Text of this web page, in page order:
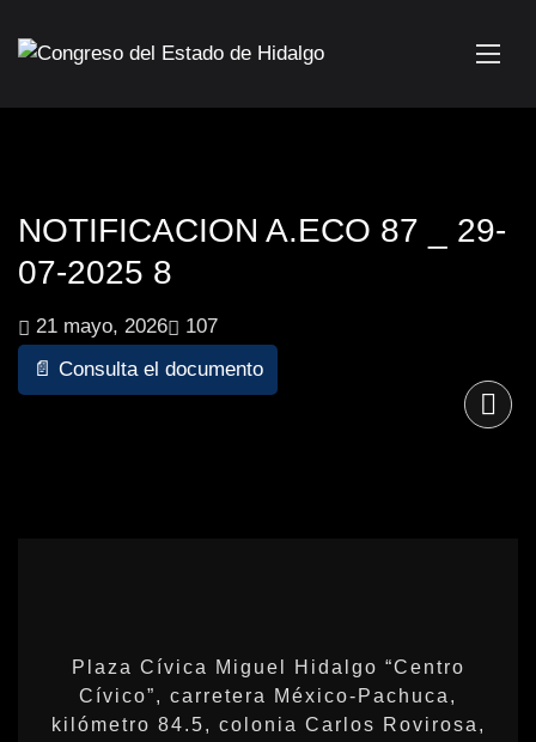
NOTIFICACION A.ECO 87 _ 29-
07-2025 8
21 mayo, 2026
107
📄 Consulta el documento
Plaza Cívica Miguel Hidalgo “Centro
Cívico”, carretera México-Pachuca,
kilómetro 84.5, colonia Carlos Rovirosa,